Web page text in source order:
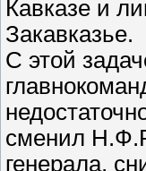
Кавказе и
Закавказье.
С этой
сменил
генерала,